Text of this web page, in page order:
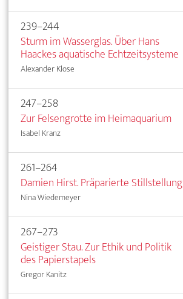
239–244
Sturm im Wasserglas. Über Hans
Haackes aquatische Echtzeitsysteme
Alexander Klose
247–258
Zur Felsengrotte im Heimaquarium
Isabel Kranz
261–264
Damien Hirst. Präparierte Stillstellung
Nina Wiedemeyer
267–273
Geistiger Stau. Zur Ethik und Politik
des Papierstapels
Gregor Kanitz